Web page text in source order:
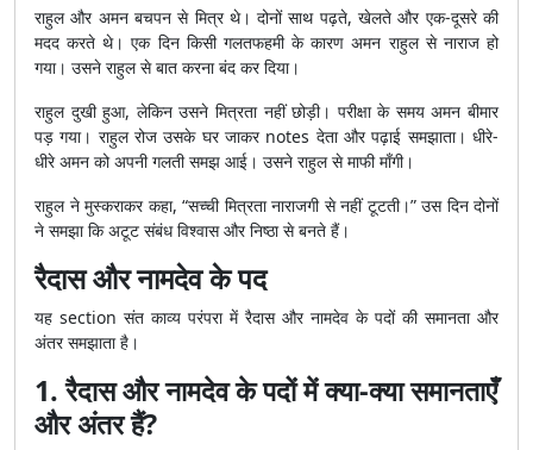
राहुल और अमन बचपन से मित्र थे। दोनों साथ पढ़ते, खेलते और एक-दूसरे की
मदद करते थे। एक दिन किसी गलतफहमी के कारण अमन राहुल से नाराज हो
गया। उसने राहुल से बात करना बंद कर दिया।
राहुल दुखी हुआ, लेकिन उसने मित्रता नहीं छोड़ी। परीक्षा के समय अमन बीमार
पड़ गया। राहुल रोज उसके घर जाकर notes देता और पढ़ाई समझाता। धीरे-
धीरे अमन को अपनी गलती समझ आई। उसने राहुल से माफी माँगी।
राहुल ने मुस्कराकर कहा, “सच्ची मित्रता नाराजगी से नहीं टूटती।” उस दिन दोनों
ने समझा कि अटूट संबंध विश्वास और निष्ठा से बनते हैं।
रैदास और नामदेव के पद
यह section संत काव्य परंपरा में रैदास और नामदेव के पदों की समानता और
अंतर समझाता है।
1. रैदास और नामदेव के पदों में क्या-क्या समानताएँ
और अंतर हैं?